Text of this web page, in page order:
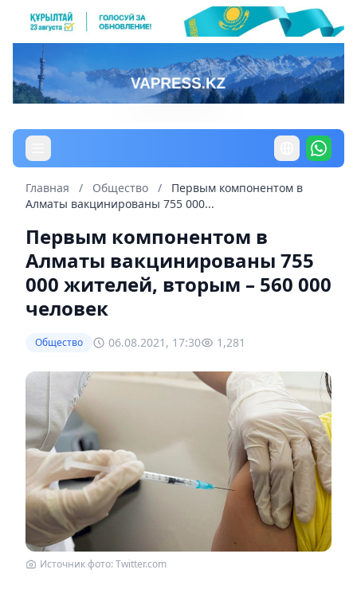
Главная / Общество /
Первым компонентом в
Алматы вакцинированы 755 000...
Первым компонентом в
Алматы вакцинированы 755
000 жителей, вторым – 560 000
человек
Общество 06.08.2021, 17:30 1,281
Источник фото: Twitter.com